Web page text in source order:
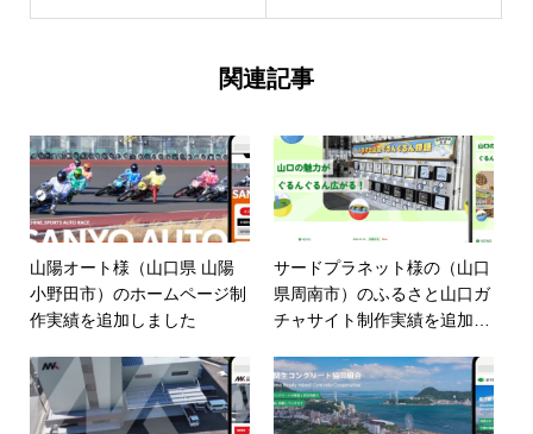
関連記事
山陽オート様（山口県 山陽
小野田市）のホームページ制
作実績を追加しました
サードプラネット様の（山口
県周南市）のふるさと山口ガ
チャサイト制作実績を追加し